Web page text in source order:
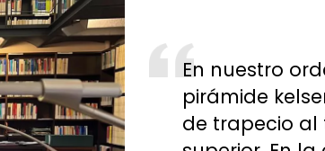
En nuestro
pirámide
de trapecio al